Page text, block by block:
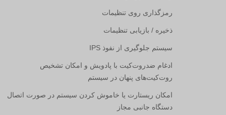
رمزگذاری روی تنظیمات
ذخیره / بازیابی تنظیمات
سیستم جلوگیری از نفوذ IPS
ادغام ضدروت‌کیت با پادویش و امکان تشخیص
روت‌کیت‌های پنهان در سیستم
امکان ریستارت یا خاموش کردن سیستم در صورت اتصال
دستگاه جانبی مجاز